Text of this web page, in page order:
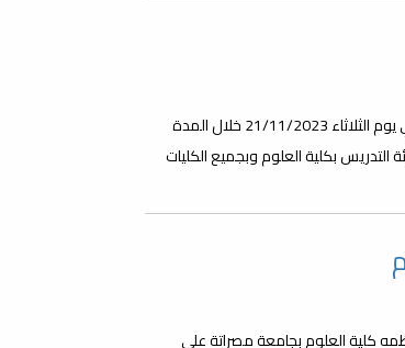
ينظم مكتب الشؤون العلمية بكلية العلوم هذه الورشة ويقدمها د حسن الشهوبي يوم الثلاثاء 21/11/2023 خلال المدة
التدريس بكلية العلوم وبجميع الكليات
كلية العلوم بجامعة مصراتة على